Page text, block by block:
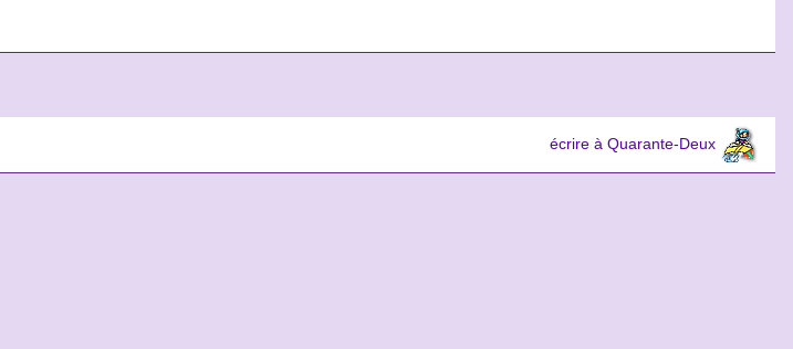
écrire à Quarante-Deux